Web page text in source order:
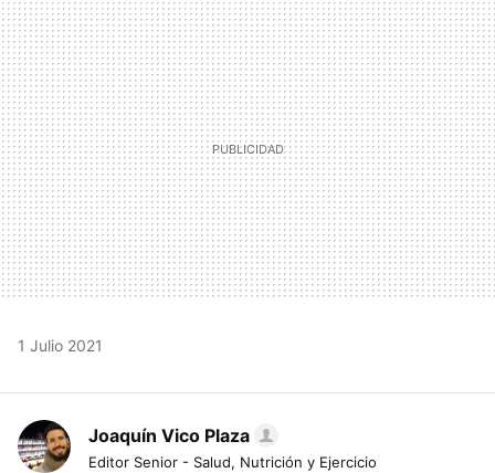
MAIL
1 Julio 2021
Joaquín Vico Plaza
Editor Senior - Salud, Nutrición y Ejercicio